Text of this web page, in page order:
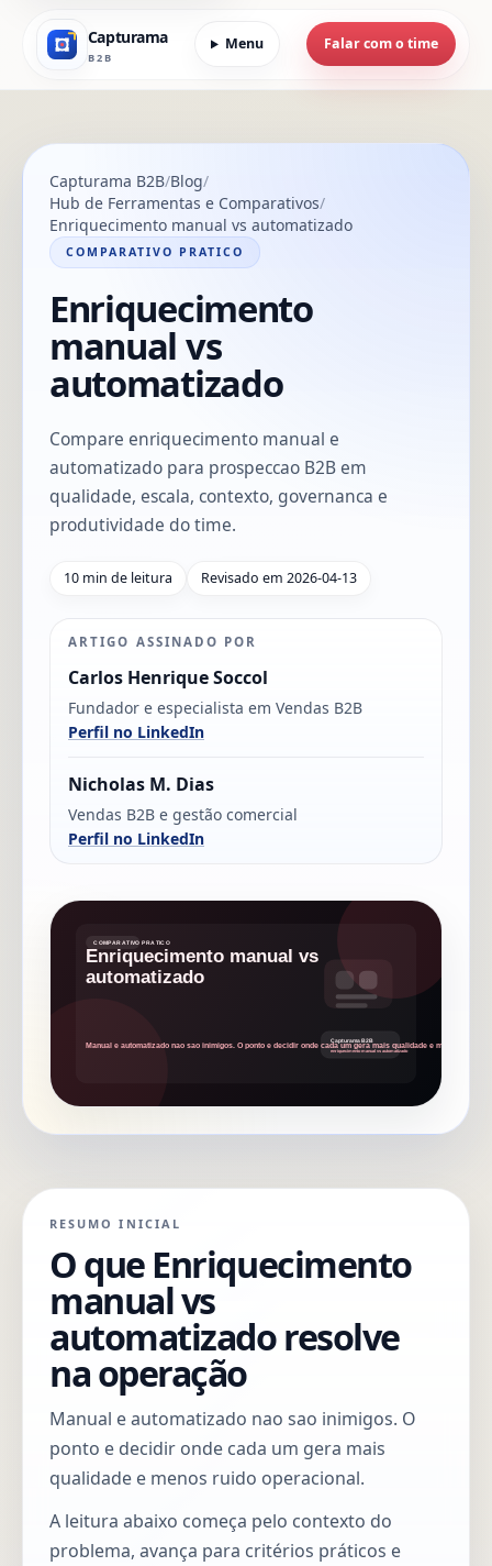
Capturama
B2B
Menu Falar com o time
Capturama B2B Blog
Hub de Ferramentas e Comparativos
Enriquecimento manual vs automatizado
COMPARATIVO PRATICO
Enriquecimento
manual vs
automatizado
Compare enriquecimento manual e
automatizado para prospeccao B2B em
qualidade, escala, contexto, governanca e
produtividade do time.
10 min de leitura Revisado em 2026-04-13
ARTIGO ASSINADO POR
Carlos Henrique Soccol
Fundador e especialista em Vendas B2B
Perfil no LinkedIn
Nicholas M. Dias
Vendas B2B e gestão comercial
Perfil no LinkedIn
RESUMO INICIAL
O que Enriquecimento
manual vs
automatizado resolve
na operação
Manual e automatizado nao sao inimigos. O
ponto e decidir onde cada um gera mais
qualidade e menos ruido operacional.
A leitura abaixo começa pelo contexto do
problema, avança para critérios práticos e